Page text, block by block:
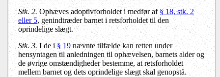
Stk. 2. Ophæves adoptivforholdet i medfør af § 18, stk. 2
eller 5, genindtræder barnet i retsforholdet til den
oprindelige slægt.
Stk. 3. I de i§ 19nævnte tilfælde kan retten under
hensyntagen til anledningen til ophævelsen, barnets alder og
de øvrige omstændigheder bestemme, at retsforholdet
mellem barnet og dets oprindelige slægt skal genopstå.